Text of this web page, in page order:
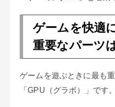
ゲームを快適
重要なパーツ
ゲームを遊ぶときに最も
「GPU（グラボ）」です。